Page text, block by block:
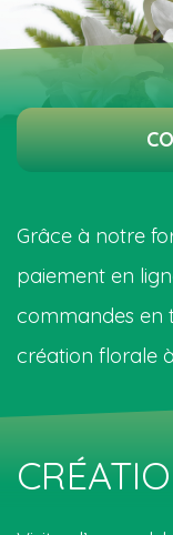
Grâce à notre
paiement en
commandes en
création florale